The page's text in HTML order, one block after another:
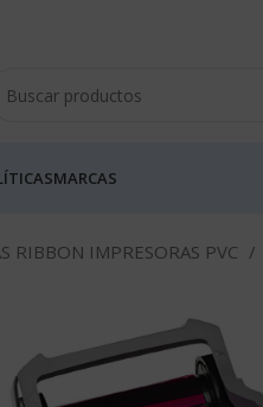
MARCAS
RIBBON IMPRESORAS PVC